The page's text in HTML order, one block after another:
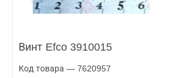
Винт Efco 3910015
Код товара — 7620957